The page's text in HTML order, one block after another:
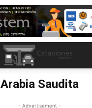
Arabia Saudita
- Advertisement -